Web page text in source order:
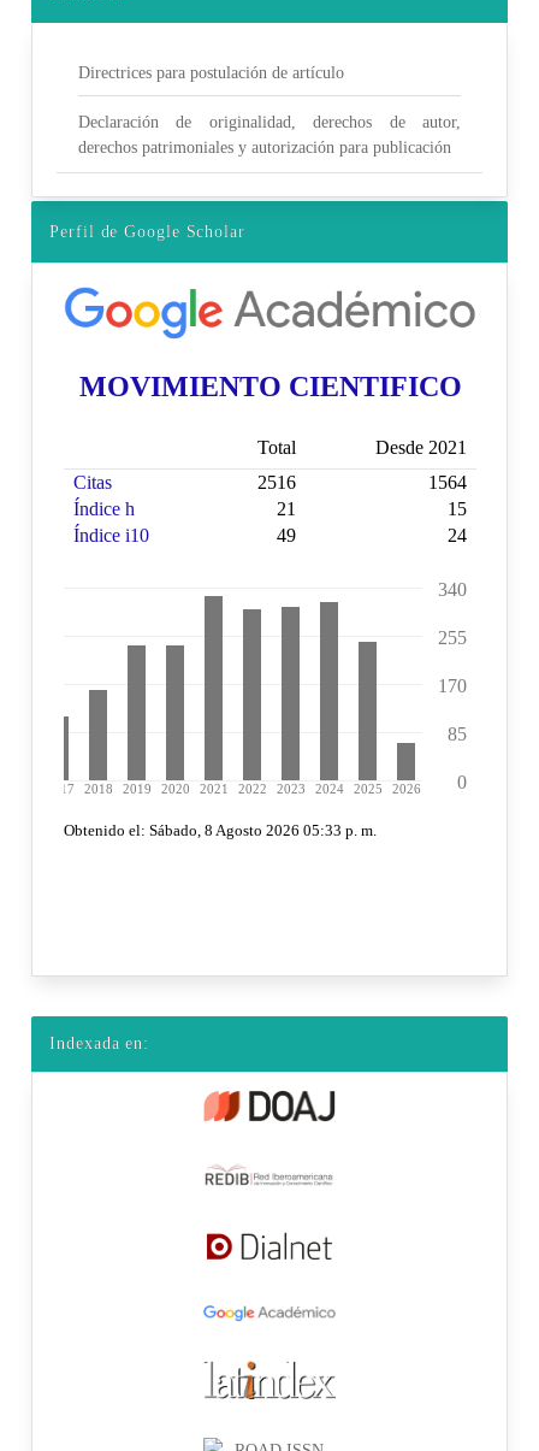
Directrices para postulación de artículo
Declaración de originalidad, derechos de autor,
derechos patrimoniales y autorización para publicación
Perfil de Google Scholar
Indexada en: